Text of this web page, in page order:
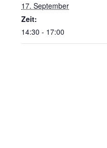
17. September
Zeit:
14:30 - 17:00